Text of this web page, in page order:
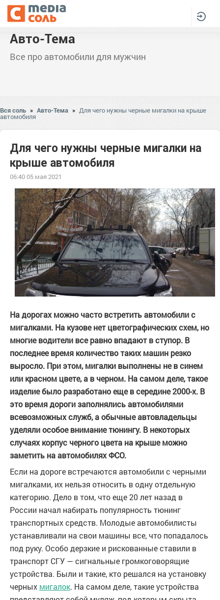
Авто-Тема
Все про автомобили для мужчин
Вся соль » Авто-Тема » Для чего нужны черные мигалки на крыше
автомобиля
Для чего нужны черные мигалки на
крыше автомобиля
06:40 05 мая 2021
На дорогах можно часто встретить автомобили с
мигалками. На кузове нет цветографических схем, но
многие водители все равно впадают в ступор. В
последнее время количество таких машин резко
выросло. При этом, мигалки выполнены не в синем
или красном цвете, а в черном. На самом деле, такое
изделие было разработано еще в середине 2000-х. В
это время дороги заполнялись автомобилями
всевозможных служб, а обычные автовладельцы
уделяли особое внимание тюнингу. В некоторых
случаях корпус черного цвета на крыше можно
заметить на автомобилях ФСО.
Если на дороге встречаются автомобили с черными
мигалками, их нельзя относить в одну отдельную
категорию. Дело в том, что еще 20 лет назад в
России начал набирать популярность тюнинг
транспортных средств. Молодые автомобилисты
устанавливали на свои машины все, что попадалось
под руку. Особо дерзкие и рискованные ставили в
транспорт СГУ — сигнальные громкоговорящие
устройства. Были и такие, кто решался на установку
черных мигалок. На самом деле, такие устройства